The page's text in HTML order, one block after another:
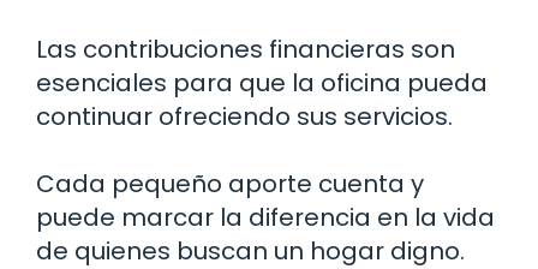
Las contribuciones financieras son
esenciales para que la oficina pueda
continuar ofreciendo sus servicios.
Cada pequeño aporte cuenta y
puede marcar la diferencia en la vida
de quienes buscan un hogar digno.